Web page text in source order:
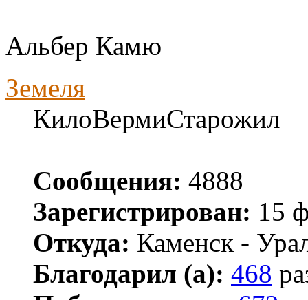
Альбер Камю
Земеля
КилоВермиСтарожил
Сообщения: 4888
Зарегистрирован: 15
Откуда: Каменск -
Благодарил (а): 468